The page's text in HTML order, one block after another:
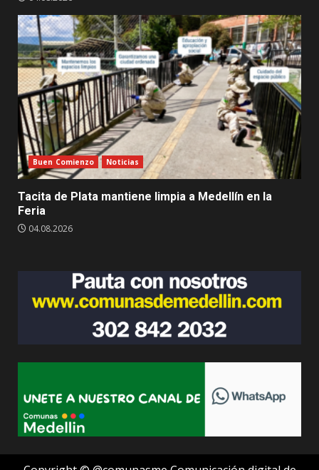
Buen Comienzo Noticias
Tacita de Plata mantiene limpia a Medellín en la
Feria
04.08.2026